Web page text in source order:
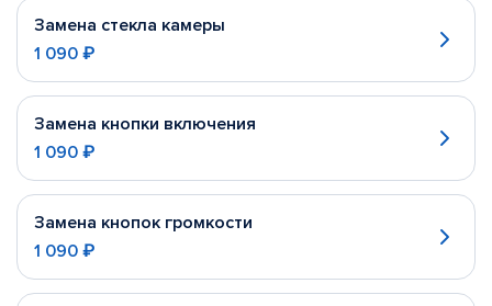
Замена стекла камеры
1 090 ₽
Замена кнопки включения
1 090 ₽
Замена кнопок громкости
1 090 ₽